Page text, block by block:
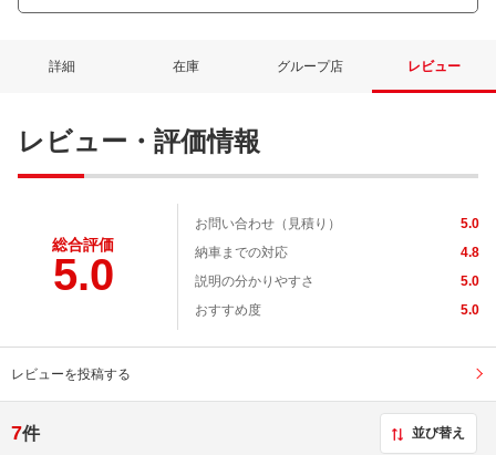
詳細 在庫 グループ店 レビュー
レビュー・評価情報
総合評価
5.0
お問い合わせ（見積り）
5.0
納車までの対応
4.8
説明の分かりやすさ
5.0
おすすめ度
5.0
レビューを投稿する
7件 並び替え